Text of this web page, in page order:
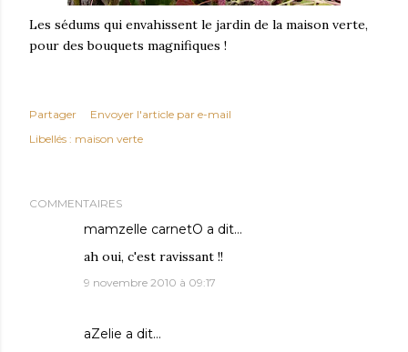
Les sédums qui envahissent le jardin de la maison verte,
pour des bouquets magnifiques !
Partager
Envoyer l'article par e-mail
Libellés : maison verte
COMMENTAIRES
mamzelle carnetO a dit…
ah oui, c'est ravissant !!
9 novembre 2010 à 09:17
aZelie a dit…